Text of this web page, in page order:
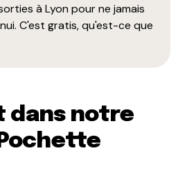
à Lyon pour ne jamais
C'est gratis, qu'est-ce que
dans notre